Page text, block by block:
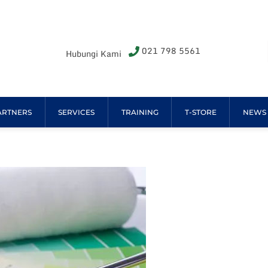
SERVICES TRAINING T-STORE NEWS
Hubungi Kami 021 798 5561